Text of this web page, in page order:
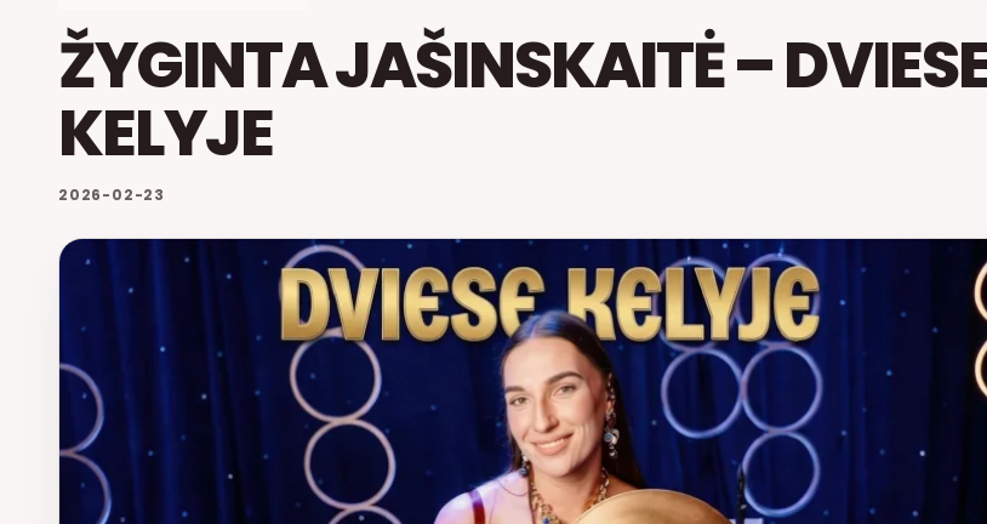
ŽYGINTA JAŠINSKAITĖ –
KELYJE
2026-02-23